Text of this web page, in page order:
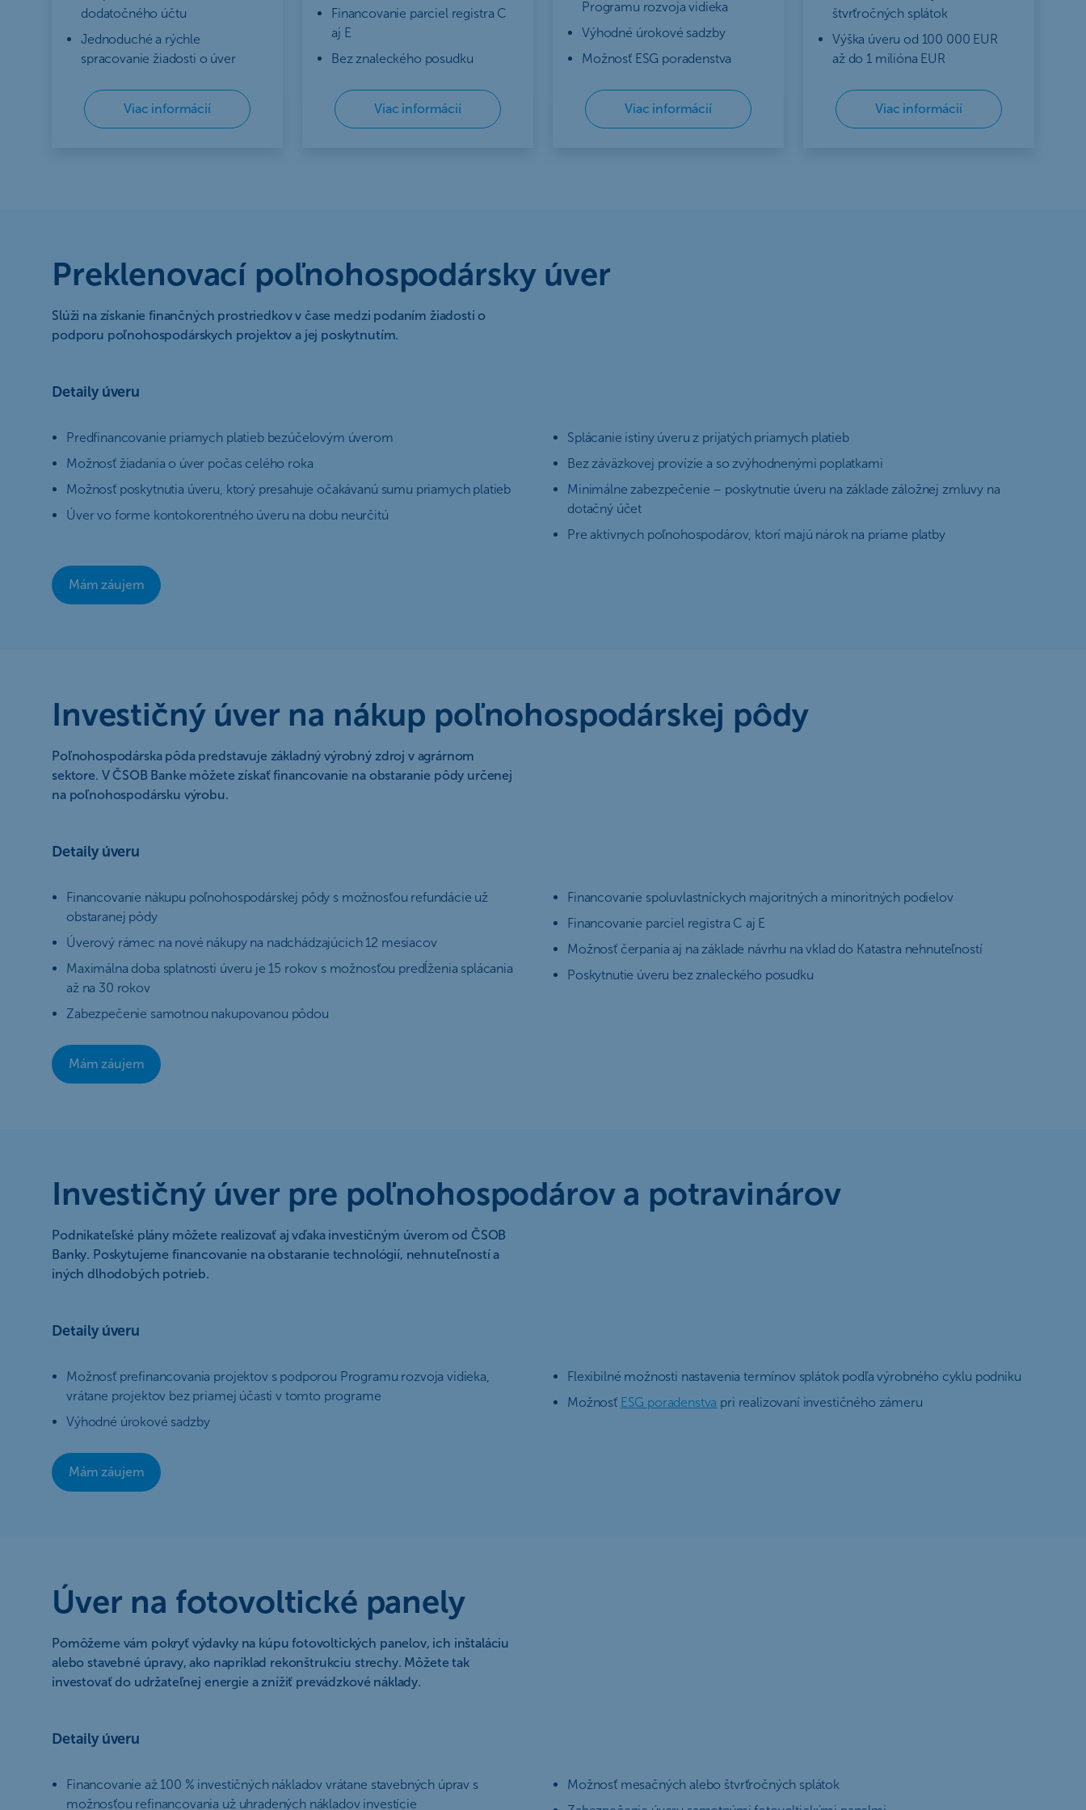
dodatočného účtu
Jednoduché a rýchle
spracovanie žiadosti o úver
Viac informácií
Financovanie parciel registra C
aj E
Bez znaleckého posudku
Viac informácií
Programu rozvoja vidieka
Výhodné úrokové sadzby
Možnosť ESG poradenstva
Viac informácií
štvrťročných splátok
Výška úveru od 100 000 EUR
až do 1 milióna EUR
Viac informácií
Preklenovací poľnohospodársky úver
Slúži na získanie finančných prostriedkov v čase medzi podaním žiadosti o
podporu poľnohospodárskych projektov a jej poskytnutím.
Detaily úveru
Predfinancovanie priamych platieb bezúčelovým úverom
Možnosť žiadania o úver počas celého roka
Možnosť poskytnutia úveru, ktorý presahuje očakávanú sumu priamych platieb
Úver vo forme kontokorentného úveru na dobu neurčitú
Splácanie istiny úveru z prijatých priamych platieb
Bez záväzkovej provízie a so zvýhodnenými poplatkami
Minimálne zabezpečenie – poskytnutie úveru na základe záložnej zmluvy na
dotačný účet
Pre aktívnych poľnohospodárov, ktorí majú nárok na priame platby
Mám záujem
Investičný úver na nákup poľnohospodárskej pôdy
Poľnohospodárska pôda predstavuje základný výrobný zdroj v agrárnom
sektore. V ČSOB Banke môžete získať financovanie na obstaranie pôdy určenej
na poľnohospodársku výrobu.
Detaily úveru
Financovanie nákupu poľnohospodárskej pôdy s možnosťou refundácie už
obstaranej pôdy
Úverový rámec na nové nákupy na nadchádzajúcich 12 mesiacov
Maximálna doba splatnosti úveru je 15 rokov s možnosťou predĺženia splácania
až na 30 rokov
Zabezpečenie samotnou nakupovanou pôdou
Financovanie spoluvlastníckych majoritných a minoritných podielov
Financovanie parciel registra C aj E
Možnosť čerpania aj na základe návrhu na vklad do Katastra nehnuteľností
Poskytnutie úveru bez znaleckého posudku
Mám záujem
Investičný úver pre poľnohospodárov a potravinárov
Podnikateľské plány môžete realizovať aj vďaka investičným úverom od ČSOB
Banky. Poskytujeme financovanie na obstaranie technológií, nehnuteľností a
iných dlhodobých potrieb.
Detaily úveru
Možnosť prefinancovania projektov s podporou Programu rozvoja vidieka,
vrátane projektov bez priamej účasti v tomto programe
Výhodné úrokové sadzby
Flexibilné možnosti nastavenia termínov splátok podľa výrobného cyklu podniku
Možnosť ESG poradenstva pri realizovaní investičného zámeru
Mám záujem
Úver na fotovoltické panely
Pomôžeme vám pokryť výdavky na kúpu fotovoltických panelov, ich inštaláciu
alebo stavebné úpravy, ako napríklad rekonštrukciu strechy. Môžete tak
investovať do udržateľnej energie a znížiť prevádzkové náklady.
Detaily úveru
Financovanie až 100 % investičných nákladov vrátane stavebných úprav s
možnosťou refinancovania už uhradených nákladov investície
Možnosť mesačných alebo štvrťročných splátok